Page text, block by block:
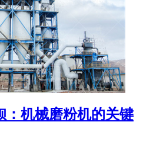
：机械磨粉机的关键